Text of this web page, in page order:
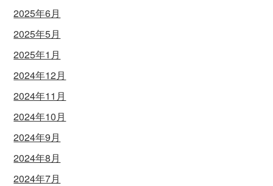
2025年6月
2025年5月
2025年1月
2024年12月
2024年11月
2024年10月
2024年9月
2024年8月
2024年7月